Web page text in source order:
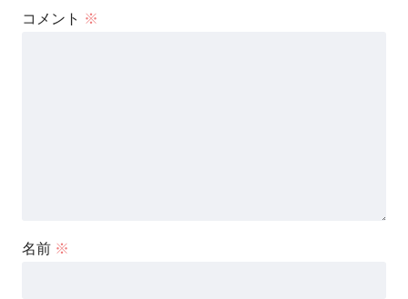
コメント ※
名前 ※